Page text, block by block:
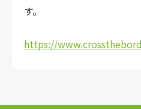
す。
https://